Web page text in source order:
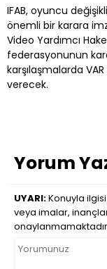
IFAB, oyuncu
önemli bir karara
Video Yardımcı
federasyonunun
karşılaşmalarda
verecek.
Yorum
UYARI:Konuyla
veya imalar,